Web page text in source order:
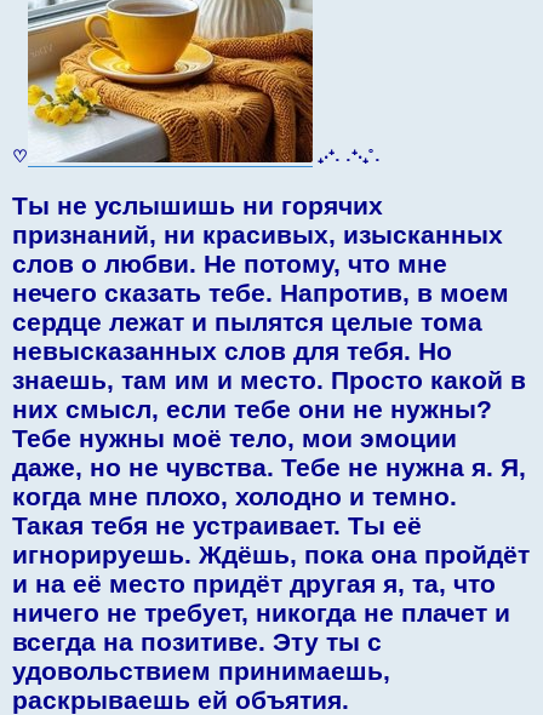
♡ ₊‧⁺˖ ˖⁺‧₊˚˖
Ты не услышишь ни горячих
признаний, ни красивых, изысканных
слов о любви. Не потому, что мне
нечего сказать тебе. Напротив, в моем
сердце лежат и пылятся целые тома
невысказанных слов для тебя. Но
знаешь, там им и место. Просто какой в
них смысл, если тебе они не нужны?
Тебе нужны моё тело, мои эмоции
даже, но не чувства. Тебе не нужна я. Я,
когда мне плохо, холодно и темно.
Такая тебя не устраивает. Ты её
игнорируешь. Ждёшь, пока она пройдёт
и на её место придёт другая я, та, что
ничего не требует, никогда не плачет и
всегда на позитиве. Эту ты с
удовольствием принимаешь,
раскрываешь ей объятия.